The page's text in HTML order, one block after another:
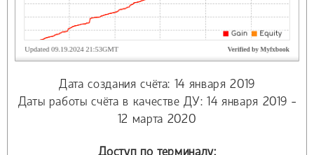
Дата создания счёта: 14 января 2019
Даты работы счёта в качестве ДУ: 14 января 2019 -
12 марта 2020